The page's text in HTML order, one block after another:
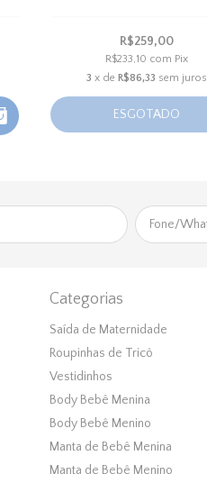
R$259,00
R$233,10 com Pix
3 x deR$86,33 sem juros
ESGOTADO
Categorias
Saída de Maternidade
Roupinhas de Tricô
Vestidinhos
Body Bebê Menina
Body Bebê Menino
Manta de Bebê Menina
Manta de Bebê Menino